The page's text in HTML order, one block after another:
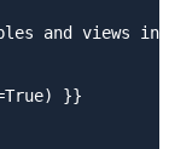
and views
}}